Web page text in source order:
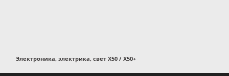
Электроника, электрика, свет X50 / X50+